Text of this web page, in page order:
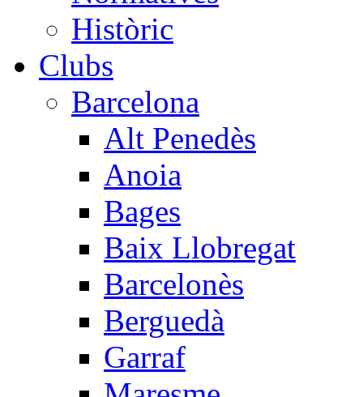
Històric
Clubs
Barcelona
Alt Penedès
Anoia
Bages
Baix Llobregat
Barcelonès
Berguedà
Garraf